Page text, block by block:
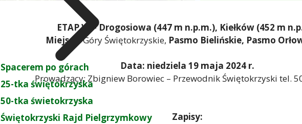
Spacerem po górach
25-tka świętokrzyska
50-tka świetokrzyska
Świętokrzyski Rajd Pielgrzymkowy
ETAP VI – Drogosiowa (447 m n.p.m.), Kiełków (452 m
Miejsce
: Góry Świętokrzyskie, Pasmo Bielińskie, Pasmo
Data: niedziela 19 maja 2024 r.
Prowadzący: Zbigniew Borowiec – Przewodnik Świętokrzyski tel.
Zapisy: